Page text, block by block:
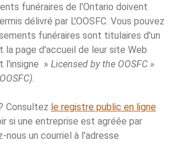
funéraires de l'Ontario doivent
délivré par L'OOSFC. Vous pouvez
funéraires sont titulaires d'un
la page d'accueil de leur site Web
l'insigne » Licensed by the OOSFC »
.
Consultez le registre public en ligne
si une entreprise est agréée par
nous un courriel à l'adresse